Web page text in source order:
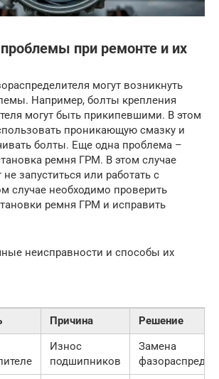
при ремонте и их
могут возникнуть
Например, болты крепления
могут быть прикипевшими. В этом
проникающую смазку и
болты. Еще одна проблема –
ремня ГРМ. В этом случае
запуститься или работать с
случае необходимо проверить
ремня ГРМ и исправить
неисправности и способы их
Причина
Решение
Износ
подшипников
Замена